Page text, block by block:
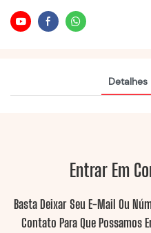
Detalhes
Entrar Em
Basta Deixar Seu E-Mail Ou
Contato Para Que Possamos